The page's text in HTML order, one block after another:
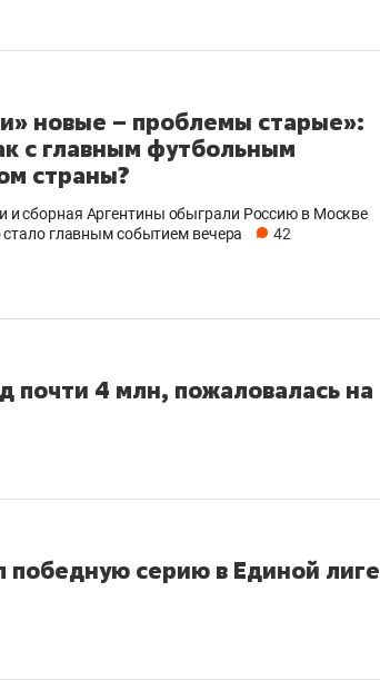
новые – проблемы старые»:
с главным футбольным
страны?
и сборная Аргентины обыграли Россию в Москве
стало главным событием вечера
42
почти 4 млн, пожаловалась на
серию в Единой лиге